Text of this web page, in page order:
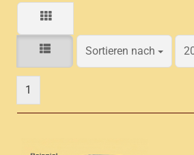
Sortieren nach
Sortieren nach
1